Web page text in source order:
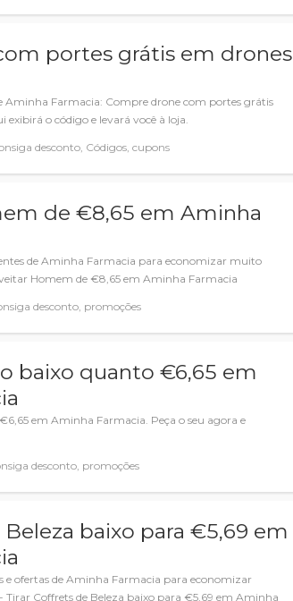
portes grátis em drones
Aminha Farmacia: Compre drone com portes grátis
exibirá o código e levará você à loja.
desconto, Códigos, cupons
de €8,65 em Aminha
de Aminha Farmacia para economizar muito
Homem de €8,65 em Aminha Farmacia
desconto, promoções
baixo quanto €6,65 em
em Aminha Farmacia. Peça o seu agora e
desconto, promoções
baixo para €5,69 em
e ofertas de Aminha Farmacia para economizar
Tirar Coffrets de Beleza baixo para €5,69 em Aminha